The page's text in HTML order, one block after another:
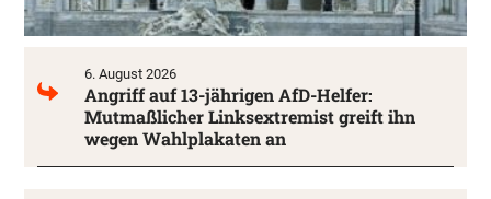
6. August 2026
Angriff auf 13-jährigen AfD-Helfer:
Mutmaßlicher Linksextremist greift ihn
wegen Wahlplakaten an